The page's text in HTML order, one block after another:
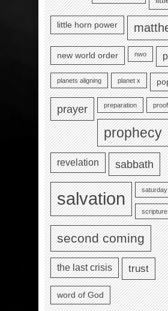
little horn power
new world order nwo
planets aligning planet x
prayer preparation proof
prophecy
revelation sabbath
salvation saturday
scripture
second coming
the last crisis trust
word of God